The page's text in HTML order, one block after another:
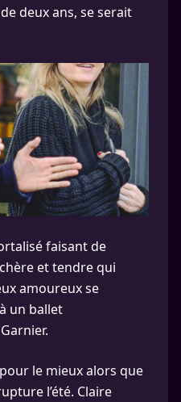
deux ans, se serait
faisant de
et tendre qui
amoureux se
un ballet
le mieux alors que
l’été. Claire